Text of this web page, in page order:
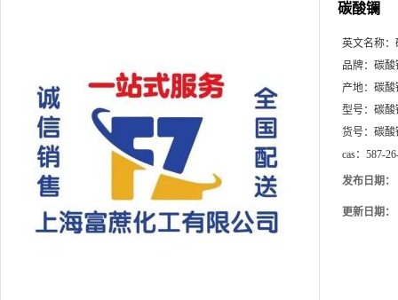
碳酸镧
英文名称：
品牌： 碳酸
产地： 碳酸
型号： 碳酸
货号： 碳酸
cas： 587-
发布日期：
更新日期：